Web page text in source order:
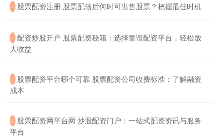
· ​股票配资注册 股票配债后何时可出售股票？把握最佳时机
· ​配资炒股开户 股票配资秘籍：选择靠谱配资平台，轻松放
大收益
· ​股票配资平台哪个可靠 股票配资公司收费标准：了解融资
成本
· ​股票配资网平台网 炒股配资门户：一站式配资资讯与服务
平台